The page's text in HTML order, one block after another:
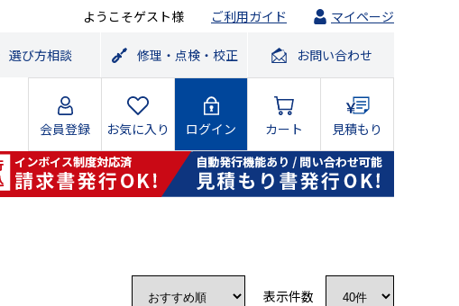
ようこそゲスト様 ご利用ガイド マイページ
選び方相談 修理・点検・校正 お問い合わせ
会員登録 お気に入り ログイン カート 見積もり
表示件数